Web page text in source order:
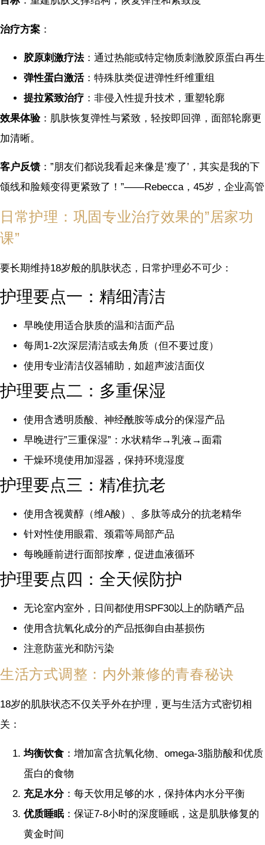
治疗方案 ：
胶原刺激疗法：通过热能或特定物质刺激胶原蛋白再生
弹性蛋白激活：特殊肽类促进弹性纤维重组
提拉紧致治疗 ：非侵入性提升技术，重塑轮廓
效果体验：肌肤恢复弹性与紧致，轻按即回弹，面部轮廓更
加清晰。
客户反馈：”朋友们都说我看起来像是’瘦了’，其实是我的下
颌线和脸颊变得更紧致了！”——Rebecca，45岁，企业高管
日常护理：巩固专业治疗效果的”居家功
课”
要长期维持18岁般的肌肤状态，日常护理必不可少：
护理要点一：精细清洁
早晚使用适合肤质的温和洁面产品
每周1-2次深层清洁或去角质（但不要过度）
使用专业清洁仪器辅助，如超声波洁面仪
护理要点二：多重保湿
使用含透明质酸、神经酰胺等成分的保湿产品
早晚进行”三重保湿”：水状精华→乳液→面霜
干燥环境使用加湿器，保持环境湿度
护理要点三：精准抗老
使用含视黄醇（维A酸）、多肽等成分的抗老精华
针对性使用眼霜、颈霜等局部产品
每晚睡前进行面部按摩，促进血液循环
护理要点四：全天候防护
无论室内室外，日间都使用SPF30以上的防晒产品
使用含抗氧化成分的产品抵御自由基损伤
注意防蓝光和防污染
生活方式调整：内外兼修的青春秘诀
18岁的肌肤状态不仅关乎外在护理，更与生活方式密切相
关：
均衡饮食 ：增加富含抗氧化物、omega-3脂肪酸和优质
蛋白的食物
充足水分 ：每天饮用足够的水，保持体内水分平衡
优质睡眠：保证7-8小时的深度睡眠，这是肌肤修复的
黄金时间